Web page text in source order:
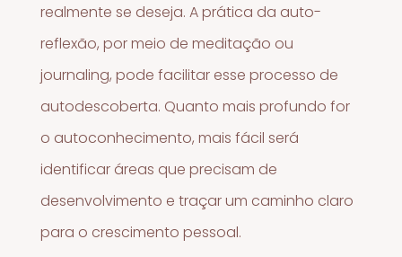
realmente se deseja. A prática da auto-
reflexão, por meio de meditação ou
journaling, pode facilitar esse processo de
autodescoberta. Quanto mais profundo for
o autoconhecimento, mais fácil será
identificar áreas que precisam de
desenvolvimento e traçar um caminho claro
para o crescimento pessoal.